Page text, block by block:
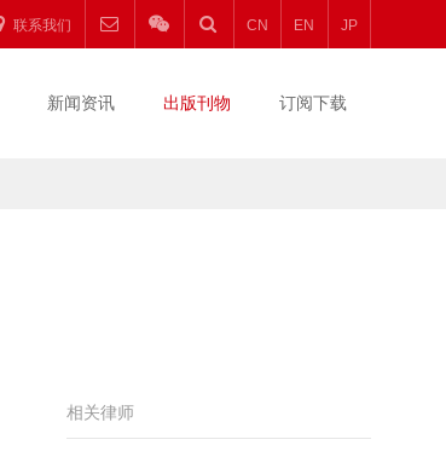
联系我们 CN EN JP
新闻资讯 出版刊物 订阅下载
相关律师